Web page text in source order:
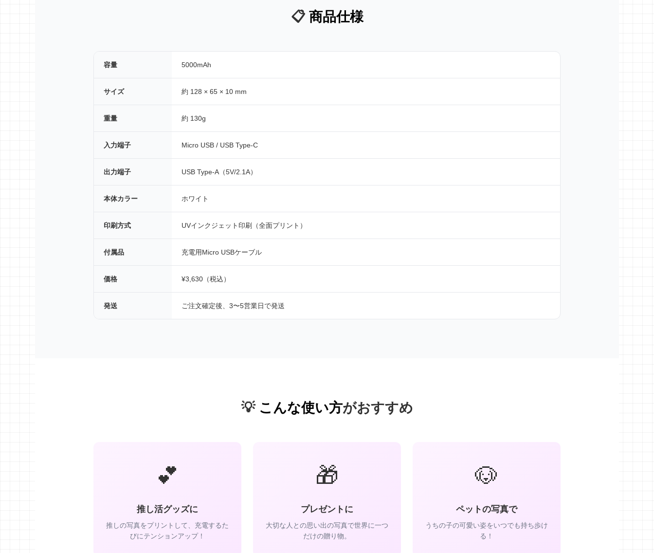
📋 商品仕様
容量 5000mAh
サイズ 約 128 × 65 × 10 mm
重量 約 130g
入力端子 Micro USB / USB Type-C
出力端子 USB Type-A（5V/2.1A）
本体カラー ホワイト
印刷方式 UVインクジェット印刷（全面プリント）
付属品 充電用Micro USBケーブル
価格 ¥3,630（税込）
発送 ご注文確定後、3〜5営業日で発送
💡 こんな使い方がおすすめ
💕
推し活グッズに
推しの写真をプリントして、充電するた
びにテンションアップ！
🎁
プレゼントに
大切な人との思い出の写真で世界に一つ
だけの贈り物。
🐶
ペットの写真で
うちの子の可愛い姿をいつでも持ち歩け
る！